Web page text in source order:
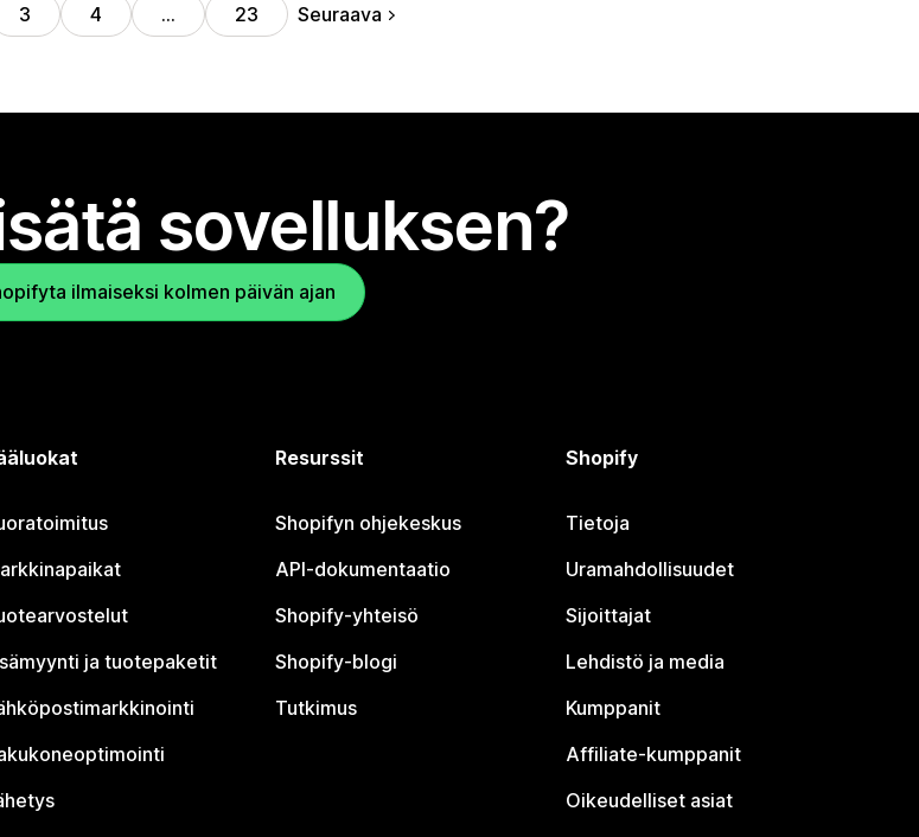
3 4 … 23 Seuraava
sovelluksen?
ilmaiseksi kolmen päivän ajan
ja tuotepaketit
Resurssit
Shopifyn ohjekeskus
API-dokumentaatio
Shopify-yhteisö
Shopify-blogi
Tutkimus
Shopify
Tietoja
Uramahdollisuudet
Sijoittajat
Lehdistö ja media
Kumppanit
Affiliate-kumppanit
Oikeudelliset asiat